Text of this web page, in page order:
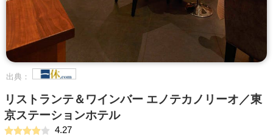
出典：
リストランテ＆ワインバー エノテカノリーオ／東
京ステーションホテル
4.27